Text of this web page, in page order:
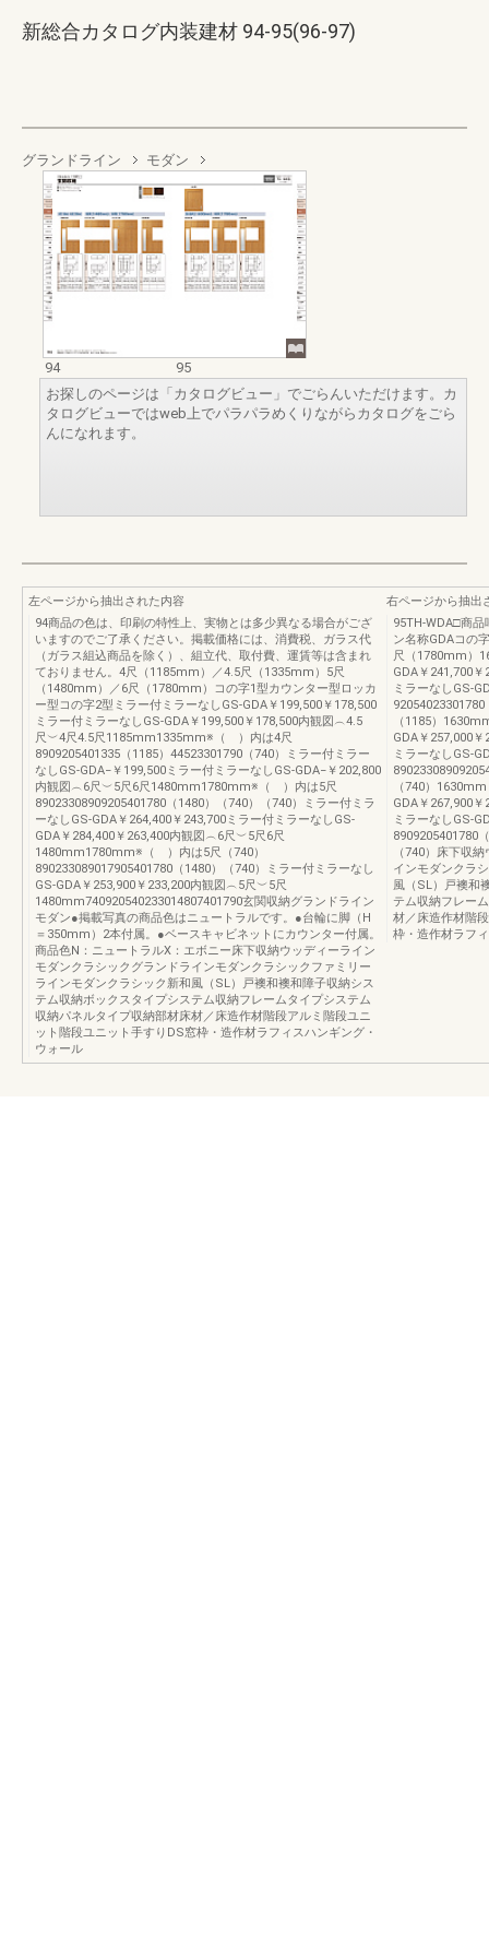
新総合カタログ内装建材 94-95(96-97)
グランドライン モダン
94
95
お探しのページは「カタログビュー」でごらんいただけます。カ
タログビューではweb上でパラパラめくりながらカタログをごら
んになれます。
左ページから抽出された内容
94商品の色は、印刷の特性上、実物とは多少異なる場合がござ
いますのでご了承ください。掲載価格には、消費税、ガラス代
（ガラス組込商品を除く）、組立代、取付費、運賃等は含まれ
ておりません。4尺（1185mm）／4.5尺（1335mm）5尺
（1480mm）／6尺（1780mm）コの字1型カウンター型ロッカ
ー型コの字2型ミラー付ミラーなしGS-GDA￥199,500￥178,500
ミラー付ミラーなしGS-GDA￥199,500￥178,500内観図︵4.5
尺︶4尺4.5尺1185mm1335mm※（ ）内は4尺
8909205401335（1185）44523301790（740）ミラー付ミラー
なしGS-GDA−￥199,500ミラー付ミラーなしGS-GDA−￥202,800
内観図︵6尺︶5尺6尺1480mm1780mm※（ ）内は5尺
89023308909205401780（1480）（740）（740）ミラー付ミラ
ーなしGS-GDA￥264,400￥243,700ミラー付ミラーなしGS-
GDA￥284,400￥263,400内観図︵6尺︶5尺6尺
1480mm1780mm※（ ）内は5尺（740）
890233089017905401780（1480）（740）ミラー付ミラーなし
GS-GDA￥253,900￥233,200内観図︵5尺︶5尺
1480mm740920540233014807401790玄関収納グランドライン
モダン●掲載写真の商品色はニュートラルです。●台輪に脚（H
＝350mm）2本付属。●ベースキャビネットにカウンター付属。
商品色N：ニュートラルX：エボニー床下収納ウッディーライン
モダンクラシックグランドラインモダンクラシックファミリー
ラインモダンクラシック新和風（SL）戸襖和襖和障子収納シス
テム収納ボックスタイプシステム収納フレームタイプシステム
収納パネルタイプ収納部材床材／床造作材階段アルミ階段ユニ
ット階段ユニット手すりDS窓枠・造作材ラフィスハンギング・
ウォール
右ページから抽出
95TH-WDA□商
ン名称GDAコの
尺（1780mm）
GDA￥241,700
ミラーなしGS-
（1185）
GDA￥257,000
ミラーなしGS-
（740）
GDA￥267,900
ミラーなしGS-
8909205401780
（740）床下収
インモダンクラ
風（SL）戸襖和
テム収納フレー
材／床造作材階
枠・造作材ラフ